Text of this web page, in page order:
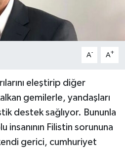
A- A+
eleştirip diğer
gemilerle, yandaşları
destek sağlıyor. Bununla
Filistin sorununa
gerici, cumhuriyet